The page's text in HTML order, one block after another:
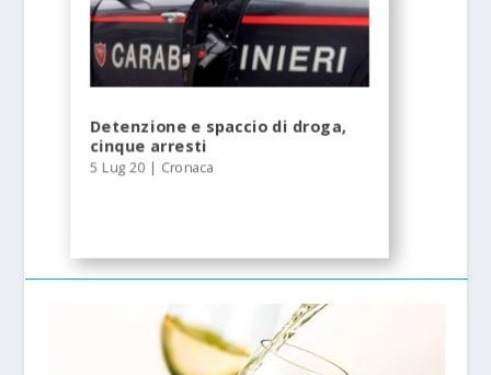
Detenzione e spaccio di droga,
cinque arresti
5 Lug 20 | Cronaca